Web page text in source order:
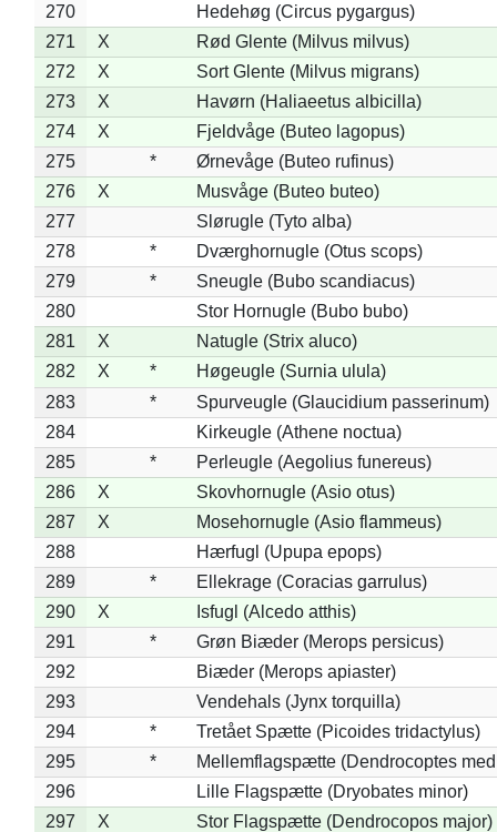
270
Hedehøg (Circus pygargus)
271
X
Rød Glente (Milvus milvus)
272
X
Sort Glente (Milvus migrans)
273
X
Havørn (Haliaeetus albicilla)
274
X
Fjeldvåge (Buteo lagopus)
275
*
Ørnevåge (Buteo rufinus)
276
X
Musvåge (Buteo buteo)
277
Slørugle (Tyto alba)
278
*
Dværghornugle (Otus scops)
279
*
Sneugle (Bubo scandiacus)
280
Stor Hornugle (Bubo bubo)
281
X
Natugle (Strix aluco)
282
X *
Høgeugle (Surnia ulula)
283
*
Spurveugle (Glaucidium passerinum)
284
Kirkeugle (Athene noctua)
285
*
Perleugle (Aegolius funereus)
286
X
Skovhornugle (Asio otus)
287
X
Mosehornugle (Asio flammeus)
288
Hærfugl (Upupa epops)
289
*
Ellekrage (Coracias garrulus)
290
X
Isfugl (Alcedo atthis)
291
*
Grøn Biæder (Merops persicus)
292
Biæder (Merops apiaster)
293
Vendehals (Jynx torquilla)
294
*
Tretået Spætte (Picoides tridactylus)
295
*
Mellemflagspætte (Dendrocoptes
296
Lille Flagspætte (Dryobates minor)
297
X
Stor Flagspætte (Dendrocopos major)